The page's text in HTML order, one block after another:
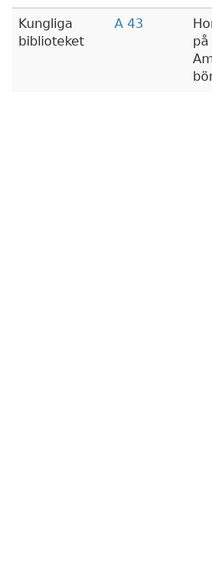
Kungliga
biblioteket
A 43
på